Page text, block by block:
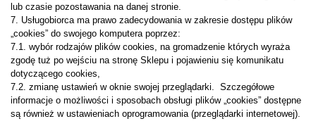
lub czasie pozostawania na danej stronie.
7. Usługobiorca ma prawo zadecydowania w zakresie dostępu plików
„cookies” do swojego komputera poprzez:
7.1. wybór rodzajów plików cookies, na gromadzenie których wyraża
zgodę tuż po wejściu na stronę Sklepu i pojawieniu się komunikatu
dotyczącego cookies,
7.2. zmianę ustawień w oknie swojej przeglądarki. Szczegółowe
informacje o możliwości i sposobach obsługi plików „cookies” dostępne
są również w ustawieniach oprogramowania (przeglądarki internetowej).